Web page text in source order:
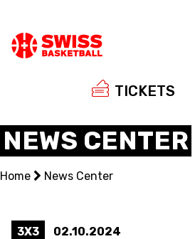
TICKETS
CENTRE NATIONAL
NEWS CENTER
Home News Center
3X3 02.10.2024